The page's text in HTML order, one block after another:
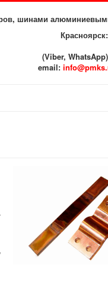
шинами
Красноярск:
(Viber, WhatsApp)
email: